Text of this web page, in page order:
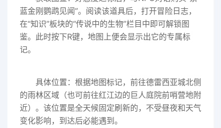
蓝金刚鹦鹉见闻”。阅读该道具后，打开冒险日志，
在“知识”板块的“传说中的生物”栏目中即可解锁图
鉴。此时按下R键，地图上便会显示出它的专属标
记。
具体位置：根据地图标记，前往德雷西亚城北侧
的雨林区域（也可前往红江边的巨人庭院前哨营地附
近）。该位置是全天候固定刷新的，不受昼夜和天气
变化影响，到达后必能遇到。